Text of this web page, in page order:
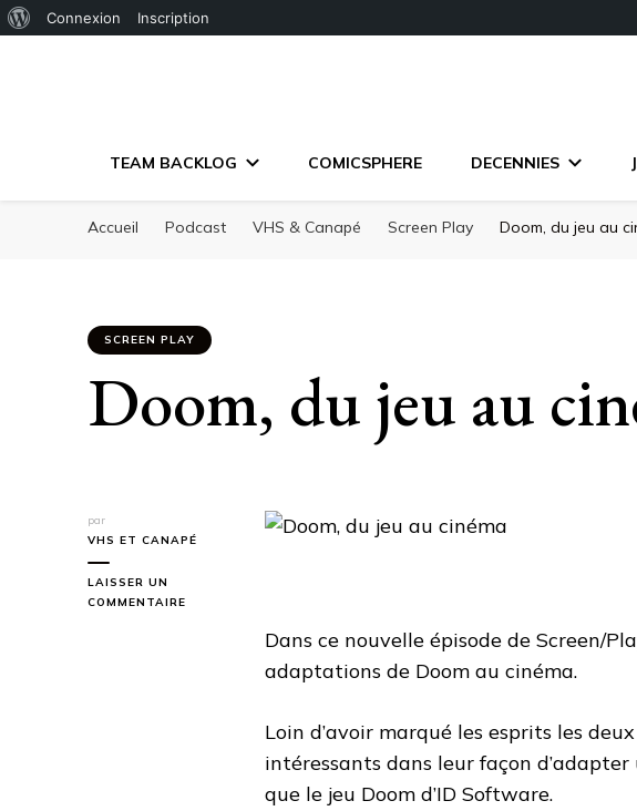
Connexion Inscription
TEAM BACKLOG COMICSPHERE DECENNIES
Accueil Podcast VHS & Canapé Screen Play Doom, du jeu au
SCREEN PLAY
Doom, du jeu au
par
VHS ET CANAPÉ
LAISSER UN
COMMENTAIRE
Dans ce nouvelle épisode de Screen/
adaptations de Doom au cinéma.
Loin d’avoir marqué les esprits les
intéressants dans leur façon
que le jeu Doom d’ID Software.